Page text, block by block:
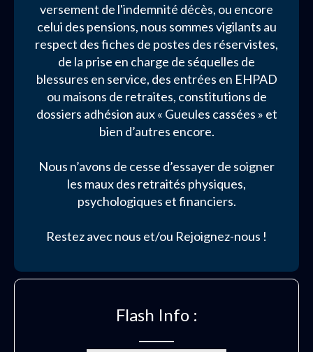
versement de l'indemnité décès, ou encore
celui des pensions, nous sommes vigilants au
respect des fiches de postes des réservistes,
de la prise en charge de séquelles de
blessures en service, des entrées en EHPAD
ou maisons de retraites, constitutions de
dossiers adhésion aux « Gueules cassées » et
bien d’autres encore.
Nous n’avons de cesse d’essayer de soigner
les maux des retraités physiques,
psychologiques et financiers.
Restez avec nous et/ou Rejoignez-nous !
Flash Info :